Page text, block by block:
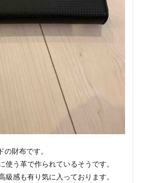
の財布です。
使う革で作られているそうです。
級感も有り気に入っております。